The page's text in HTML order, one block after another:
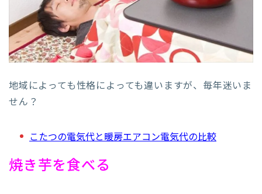
地域によっても性格によっても違いますが、毎年迷いま
せん？
こたつの電気代と暖房エアコン電気代の比較
焼き芋を食べる